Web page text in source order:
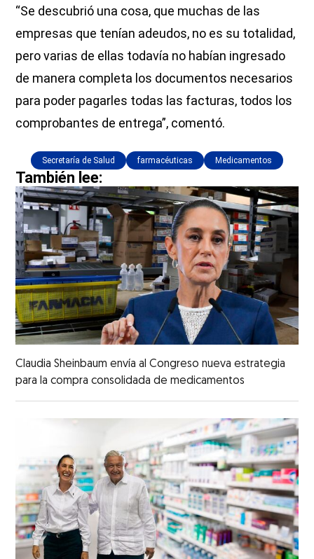
“Se descubrió una cosa, que muchas de las
empresas que tenían adeudos, no es su totalidad,
pero varias de ellas todavía no habían ingresado
de manera completa los documentos necesarios
para poder pagarles todas las facturas, todos los
comprobantes de entrega”, comentó.
Secretaría de Salud farmacéuticas Medicamentos
También lee:
Claudia Sheinbaum envía al Congreso nueva estrategia
para la compra consolidada de medicamentos